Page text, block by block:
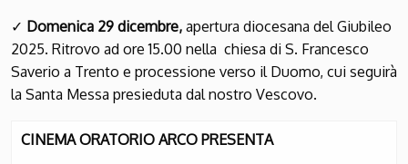
✓ Domenica 29 dicembre, apertura diocesana del Giubileo
2025. Ritrovo ad ore 15.00 nella chiesa di S. Francesco
Saverio a Trento e processione verso il Duomo, cui seguirà
la Santa Messa presieduta dal nostro Vescovo.
CINEMA ORATORIO ARCO PRESENTA